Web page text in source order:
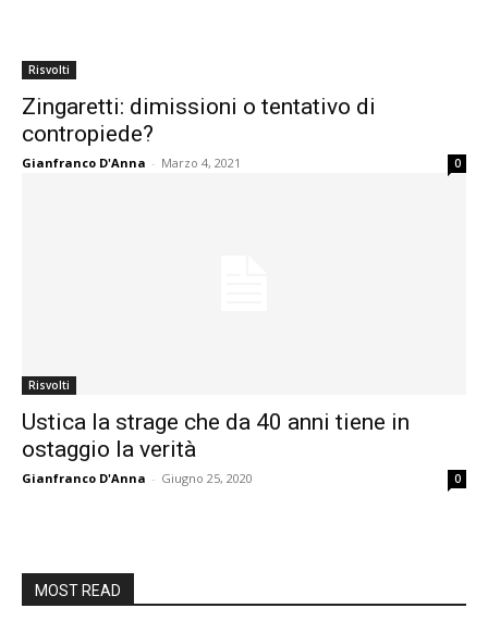
Risvolti
Zingaretti: dimissioni o tentativo di
contropiede?
Gianfranco D'Anna - Marzo 4, 2021 0
Risvolti
Ustica la strage che da 40 anni tiene in
ostaggio la verità
Gianfranco D'Anna - Giugno 25, 2020 0
MOST READ